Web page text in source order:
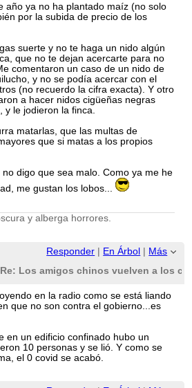
año ya no ha plantado maíz (no solo
por la subida de precio de los
suerte y no te haga un nido algún
que no te dejan acercarte para no
comentaron un caso de un nido de
y no se podía acercar con el
(no recuerdo la cifra exacta). Y otro
a hacer nidos cigüeñas negras
y le jodieron la finca.
matarlas, que las multas de
que si matas a los propios
no digo que sea malo. Como ya me he
me gustan los lobos...
y alberga horrores.
Responder En Árbol
Más
Re: Los amigos chinos vuelven a los
en la radio como se está liando
que no son contra el gobierno...es
en un edificio confinado hubo un
10 personas y se lió. Y como se
el 0 covid se acabó.